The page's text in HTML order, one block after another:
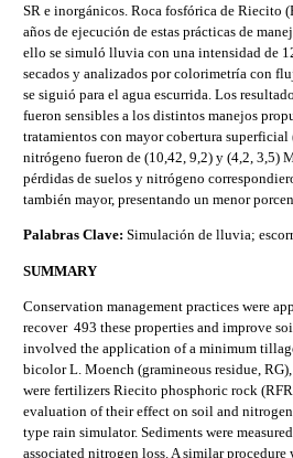
SR e inorgánicos. Roca fosfórica de Riecito
años de ejecución de estas prácticas de
ello se simuló lluvia con una intensidad de
secados y analizados por colorimetría con
se siguió para el agua escurrida. Los
fueron sensibles a los distintos manejos
tratamientos con mayor cobertura
nitrógeno fueron de (10,42, 9,2) y (4,2, 3,5)
pérdidas de suelos y nitrógeno
también mayor, presentando un menor
Palabras Clave: Simulación de lluvia;
SUMMARY
Conservation management practices were
recover 493 these properties and improve
involved the application of a minimum
bicolor L. Moench (gramineous residue,
were fertilizers Riecito phosphoric rock
evaluation of their effect on soil and
type rain simulator. Sediments were
associated nitrogen loss. A similar